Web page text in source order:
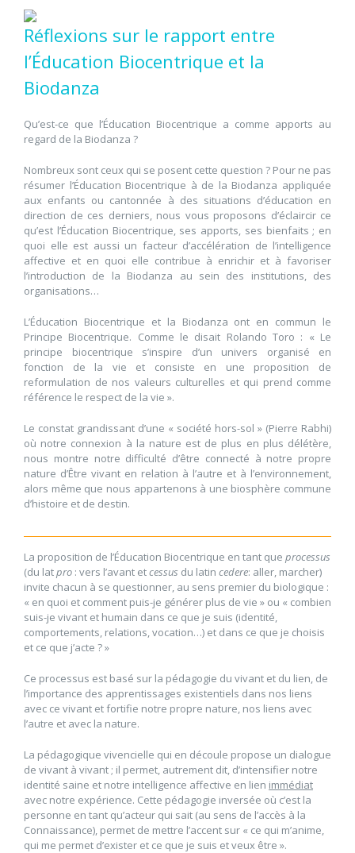
Réflexions sur le rapport entre
l’Éducation Biocentrique et la
Biodanza
Qu’est-ce que l’Éducation Biocentrique a comme apports au
regard de la Biodanza ?
Nombreux sont ceux qui se posent cette question ? Pour ne pas
résumer l’Éducation Biocentrique à de la Biodanza appliquée
aux enfants ou cantonnée à des situations d’éducation en
direction de ces derniers, nous vous proposons d’éclaircir ce
qu’est l’Éducation Biocentrique, ses apports, ses bienfaits ; en
quoi elle est aussi un facteur d’accélération de l’intelligence
affective et en quoi elle contribue à enrichir et à favoriser
l’introduction de la Biodanza au sein des institutions, des
organisations…
L’Éducation Biocentrique et la Biodanza ont en commun le
Principe Biocentrique. Comme le disait Rolando Toro : « Le
principe biocentrique s’inspire d’un univers organisé en
fonction de la vie et consiste en une proposition de
reformulation de nos valeurs culturelles et qui prend comme
référence le respect de la vie ».
Le constat grandissant d’une « société hors-sol » (Pierre Rabhi)
où notre connexion à la nature est de plus en plus délétère,
nous montre notre difficulté d’être connecté à notre propre
nature d’Être vivant en relation à l’autre et à l’environnement,
alors même que nous appartenons à une biosphère commune
d’histoire et de destin.
La proposition de l’Éducation Biocentrique en tant que processus
(du latpro : vers l’avant etcessus du latin cedere: aller, marcher)
invite chacun à se questionner, au sens premier du biologique :
« en quoi et comment puis-je générer plus de vie » ou « combien
suis-je vivant et humain dans ce que je suis (identité,
comportements, relations, vocation…) et dans ce que je choisis
et ce que j’acte ? »
Ce processus est basé sur la pédagogie du vivant et du lien, de
l’importance des apprentissages existentiels dans nos liens
avec ce vivant et fortifie notre propre nature, nos liens avec
l’autre et avec la nature.
La pédagogique vivencielle qui en découle propose un dialogue
de vivant à vivant ; il permet, autrement dit, d’intensifier notre
identité saine et notre intelligence affective en lien immédiat
avec notre expérience. Cette pédagogie inversée où c’est la
personne en tant qu’acteur qui sait (au sens de l’accès à la
Connaissance), permet de mettre l’accent sur « ce qui m’anime,
qui me permet d’exister et ce que je suis et veux être ».